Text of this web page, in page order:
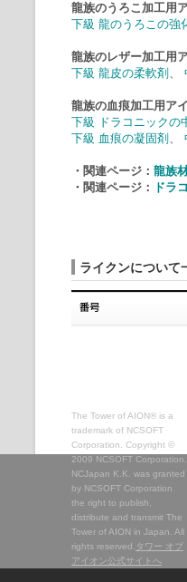
龍族のうろこ加工用
下級 龍のうろこの強
龍族のレザー加工用
下級 龍皮の柔軟剤 、
龍族の血痕加工用ア
下級 ドラコニックの
下級 血痕の凝固剤 、
・関連ページ： 龍族
・関連ページ：
ドラ
ライクンについて
The Tower of AION® is a
trademark of NCSOFT
Corporation. Copyright ©
2009 NCSOFT Corporation.
NCJapan K.K. was granted
by NCSOFT Corporation
the right to publish,
distribute and transmit The
Tower of AION in Japan. All
rights reserved. タワー オブ
アイオン公式サイトへ